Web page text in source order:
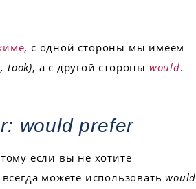
, с одной стороны мы имеем
took), а с другой стороны would.
would prefer
если вы не хотите
можете использоватьwould